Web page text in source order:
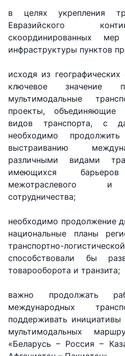
АО
"Uzbekistan
Airways"
телефона
доверия
+998 (78) 140-
02-00
АО
temir
телефона
доверия
+998 (71)
99-98
АО
"Тошшахартрансхизмат"
Номер
телефона
доверия
1062
ООО
сервис"
Номер
+998 (71)
87-00
+998 (71)
87-02
в целях укрепления
Евразийского
скоординированных
инфраструктуры пунктов
исходя из географических
ключевое значение
мультимодальные
проекты, объединяющие
видов транспорта, с
необходимо
выстраиванию
различными видами
имеющихся
межотраслевого и
сотрудничества;
необходимо продолжение
национальные планы
транспортно-
способствовали бы
товарооборота и транзита;
важно продолжать
международных
поддерживать
мультимодальных
«Беларусь – Россия –